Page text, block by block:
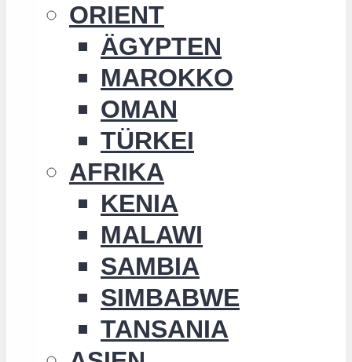
ORIENT
ÄGYPTEN
MAROKKO
OMAN
TÜRKEI
AFRIKA
KENIA
MALAWI
SAMBIA
SIMBABWE
TANSANIA